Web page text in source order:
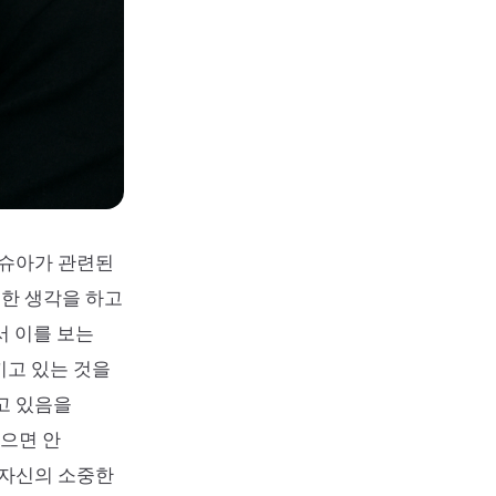
아가 관련된
생각을 하고
이를 보는
고 있는 것을
있음을
면 안
신의 소중한